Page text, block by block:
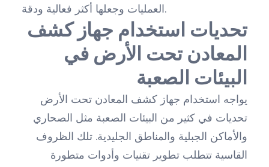
العمليات وجعلها أكثر فعالية ودقة.
تحديات استخدام جهاز كشف
المعادن تحت الأرض في
البيئات الصعبة
يواجه استخدام جهاز كشف المعادن تحت الأرض
تحديات في كثير من البيئات الصعبة مثل الصحاري
والأماكن الجبلية والمناطق الجليدية. تلك الظروف
القاسية تتطلب تطوير تقنيات وأدوات متطورة